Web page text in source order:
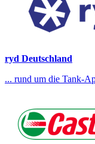
ryd Deutschland
... rund um die Tank-